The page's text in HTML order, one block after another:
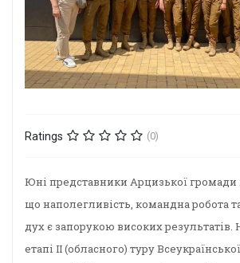
Ratings (0)
Юні представники Арцизької громади
що наполегливість, командна робота
дух є запорукою високих
етапі ІІ (обласного) туру